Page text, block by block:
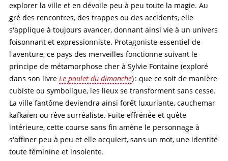
explorer la ville et en dévoile peu à peu toute la magie. Au
gré des rencontres, des trappes ou des accidents, elle
s'applique à toujours avancer, donnant ainsi vie à un univers
foisonnant et expressionniste. Protagoniste essentiel de
l'aventure, ce pays des merveilles fonctionne suivant le
principe de métamorphose cher à Sylvie Fontaine (exploré
dans son livreLe poulet du dimanche) : que ce soit de manière
cubiste ou symbolique, les lieux se transforment sans cesse.
La ville fantôme deviendra ainsi forêt luxuriante, cauchemar
kafkaïen ou rêve surréaliste. Fuite effrénée et quête
intérieure, cette course sans fin amène le personnage à
s'affiner peu à peu et elle acquiert, sans un mot, une identité
toute féminine et insolente.